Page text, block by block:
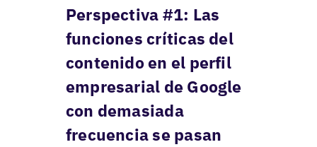
Perspectiva #1: Las
funciones críticas del
contenido en el perfil
empresarial de Google
con demasiada
frecuencia se pasan